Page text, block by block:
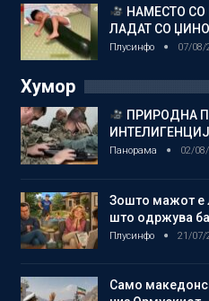
НАМЕСТО СО
ЛАДАТ СО
Плусинфо 07/08/
Хумор
ПРИРОДНА
Панорама 02/
Зошто мажот е
што одржува
Плусинфо 21/07/
Само